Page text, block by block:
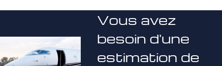
Vous avez
besoin d'une
estimation de